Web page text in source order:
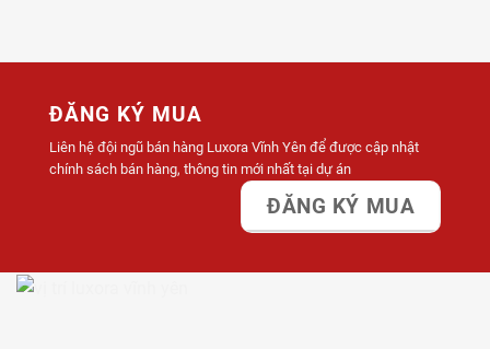
ĐĂNG KÝ MUA
Liên hệ đội ngũ bán hàng Luxora Vĩnh Yên để được cập nhật
chính sách bán hàng, thông tin mới nhất tại dự án
ĐĂNG KÝ MUA